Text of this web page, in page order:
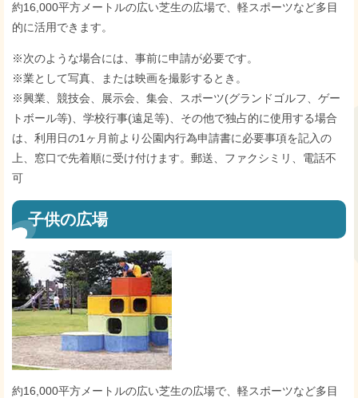
約16,000平方メートルの広い芝生の広場で、軽スポーツなど多目
的に活用できます。
※次のような場合には、事前に申請が必要です。
※業として写真、または映画を撮影するとき。
※興業、競技会、展示会、集会、スポーツ(グランドゴルフ、ゲー
トボール等)、学校行事(遠足等)、その他で独占的に使用する場合
は、利用日の1ヶ月前より公園内行為申請書に必要事項を記入の
上、窓口で先着順に受け付けます。郵送、ファクシミリ、電話不
可
子供の広場
約16,000平方メートルの広い芝生の広場で、軽スポーツなど多目